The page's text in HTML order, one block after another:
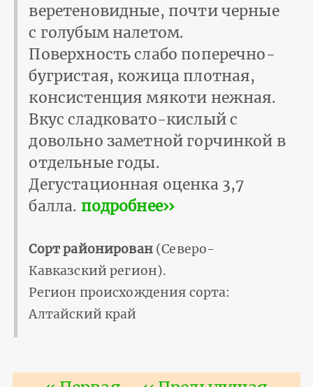
веретеновидные, почти черные
с голубым налетом.
Поверхность слабо поперечно-
бугристая, кожица плотная,
консистенция мякоти нежная.
Вкус сладковато-кислый с
довольно заметной горчинкой в
отдельные годы.
Дегустационная оценка 3,7
балла. подробнее››
Сорт районирован(Северо-
Кавказский регион).
Регион происхождения сорта:
Алтайский край
Нумерация